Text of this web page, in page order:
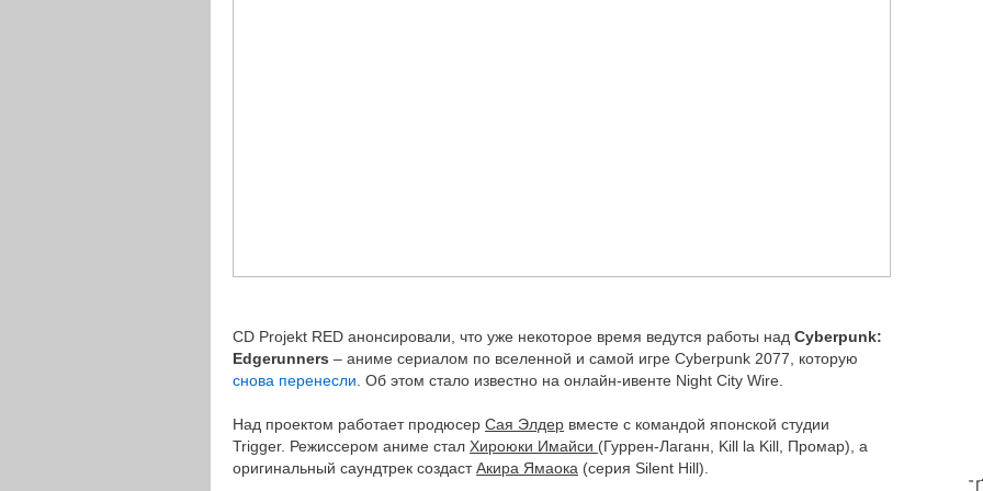
СD Projekt RED анонсировали, что уже некоторое время ведутся работы над Сyberpunk:
Edgerunners – аниме сериалом по вселенной и самой игре Cyberpunk 2077, которую
снова перенесли . Об этом стало известно на онлайн-ивенте Night City Wire.
Над проектом работает продюсер Сая Элдер вместе с командой японской студии
Trigger. Режиссером аниме стал Хироюки Имайси (Гуррен-Лаганн, Kill la Kill, Промар), а
оригинальный саундтрек создастАкира Ямаока (серия Silent Hill).